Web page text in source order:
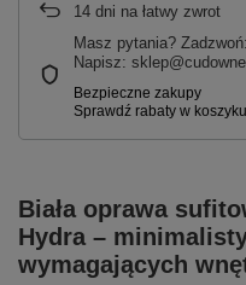
14 dni na łatwy zwrot
Masz pytania?
Napisz:
Biała oprawa
Hydra –
wymagających